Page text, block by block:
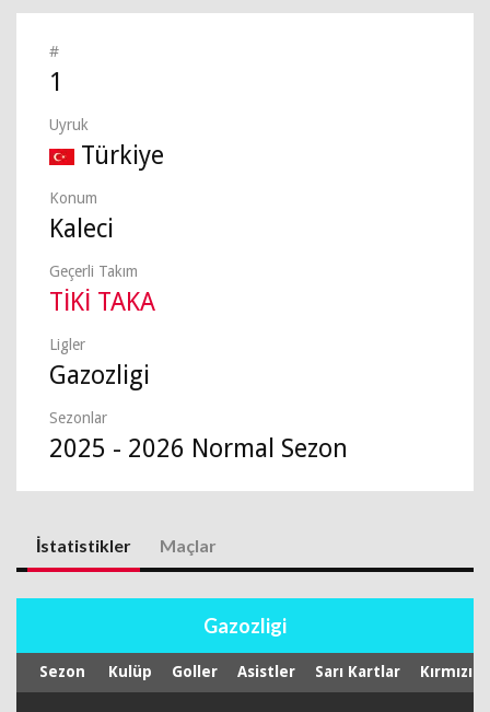
#
1
Uyruk
Türkiye
Konum
Kaleci
Geçerli Takım
TİKİ TAKA
Ligler
Gazozligi
Sezonlar
2025 - 2026 Normal Sezon
İstatistikler Maçlar
Gazozligi
Sezon Kulüp Goller Asistler Sarı Kartlar Kırmızı